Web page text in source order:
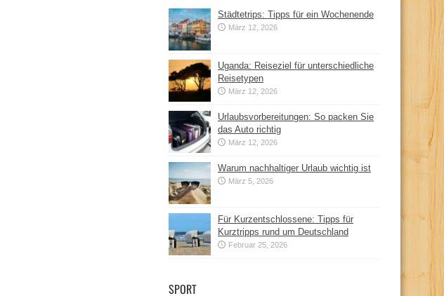
Städtetrips: Tipps für ein Wochenende
März 12, 2026
Uganda: Reiseziel für unterschiedliche
Reisetypen
März 12, 2026
Urlaubsvorbereitungen: So packen Sie
das Auto richtig
März 12, 2026
Warum nachhaltiger Urlaub wichtig ist
März 5, 2026
Für Kurzentschlossene: Tipps für
Kurztripps rund um Deutschland
Februar 25, 2026
SPORT